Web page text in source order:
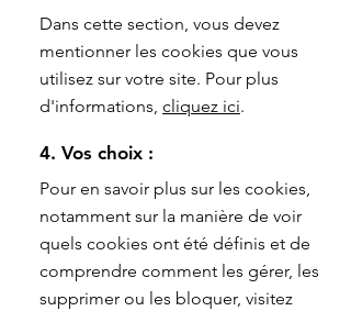
Dans cette section, vous devez
mentionner les cookies que vous
utilisez sur votre site. Pour plus
d'informations, cliquez ici.
4. Vos choix :
Pour en savoir plus sur les cookies,
notamment sur la manière de voir
quels cookies ont été définis et de
comprendre comment les gérer, les
supprimer ou les bloquer, visitez